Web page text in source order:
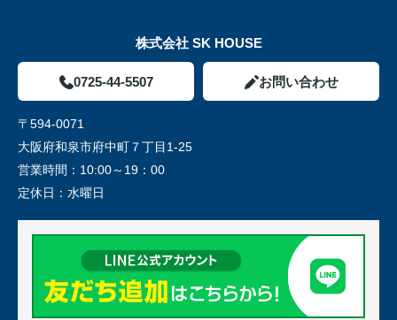
株式会社 SK HOUSE
0725-44-5507 お問い合わせ
〒594-0071
大阪府和泉市府中町７丁目1-25
営業時間： 10:00～19：00
定休日： 水曜日